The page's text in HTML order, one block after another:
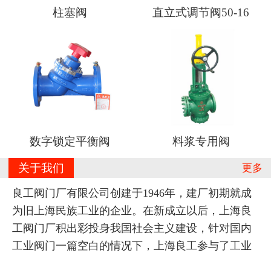
柱塞阀 直立式调节阀50-16
数字锁定平衡阀 料浆专用阀
更多
关于我们
良工阀门厂有限公司创建于1946年，建厂初期就成
为旧上海民族工业的企业。在新成立以后，上海良
工阀门厂积出彩投身我国社会主义建设，针对国内
工业阀门一篇空白的情况下，上海良工参与了工业